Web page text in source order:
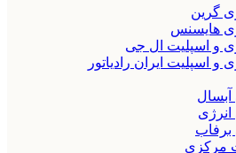
گرین
هایسنس
و اسپلیت ال جی
و اسپلیت ایران رادیاتور
آبسال
انرژی
برفاب
مرکزی